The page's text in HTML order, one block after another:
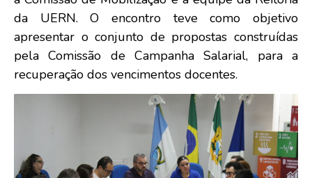
da UERN. O encontro teve como objetivo
apresentar o conjunto de propostas construídas
pela Comissão de Campanha Salarial, para a
recuperação dos vencimentos docentes.